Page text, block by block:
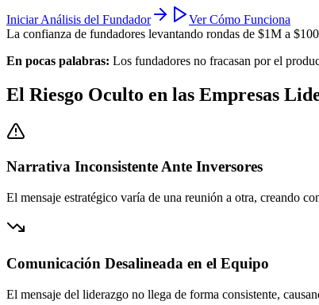
Iniciar Análisis del Fundador
Ver Cómo Funciona
La confianza de fundadores levantando rondas de $1M a
En pocas palabras: Los fundadores no fracasan por el
El Riesgo Oculto en las Empresas
Narrativa Inconsistente Ante Inversores
El mensaje estratégico varía de una reunión a otra, creando
Comunicación Desalineada en el Equipo
El mensaje del liderazgo no llega de forma consistente,